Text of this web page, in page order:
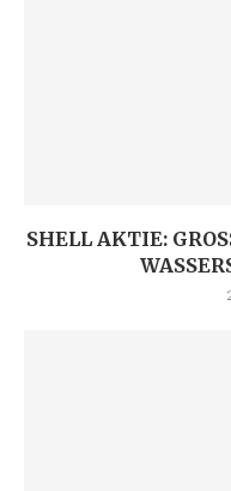
SHELL AKTIE: